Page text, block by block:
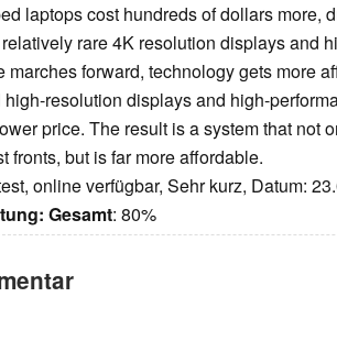
laptops cost hundreds of dollars more,
rare 4K resolution displays and
marches forward, technology gets more
resolution displays and high-
price. The result is a system that not
fronts, but is far more affordable.
online verfügbar, Sehr kurz, Datum:
Gesamt: 80%